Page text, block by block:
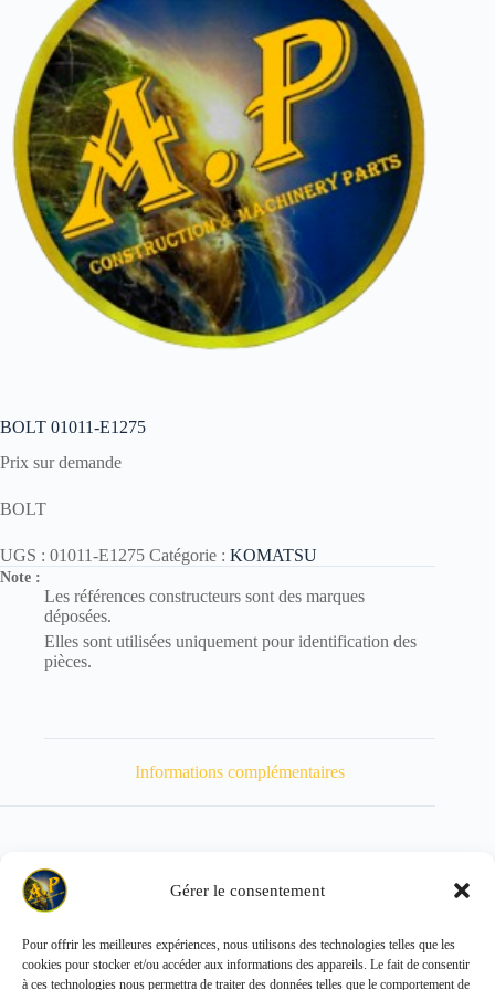
Gérer le consentement
Pour offrir les meilleures expériences, nous utilisons des technologies telles que les
cookies pour stocker et/ou accéder aux informations des appareils. Le fait de consentir
à ces technologies nous permettra de traiter des données telles que le comportement de
BOLT 01011-E1275
Prix sur demande
BOLT
UGS : 01011-E1275 Catégorie : KOMATSU
Note :
Les références constructeurs sont des marques
déposées.
Elles sont utilisées uniquement pour identification des
pièces.
Informations complémentaires
Poids 140 kg
Copyright © 2026 - ALL PARTS FRANCE SAS